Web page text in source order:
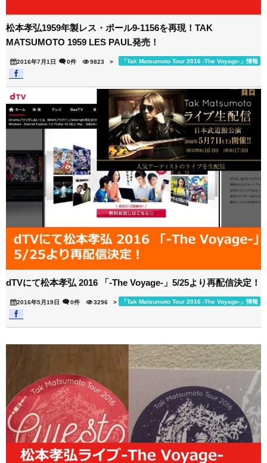
松本孝弘1959年製レス・ポール9-1156を再現！TAK
MATSUMOTO 1959 LES PAUL発売！
2016年7月1日 「Tak Matsumoto Tour 2016 -The Voyage-」情報
0件 9823 >
dTVにて松本孝弘 2016 「-The Voyage-」5/25より再配信決定！
2016年5月19日 「Tak Matsumoto Tour 2016 -The Voyage-」情報
0件 3296 >